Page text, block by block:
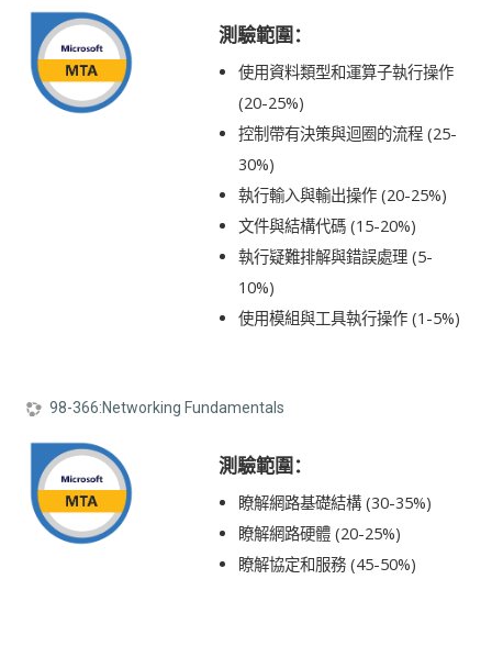
測驗範圍：
使用資料類型和運算子執行操作
(20-25%)
控制帶有決策與迴圈的流程 (25-
30%)
執行輸入與輸出操作 (20-25%)
文件與結構代碼 (15-20%)
執行疑難排解與錯誤處理 (5-
10%)
使用模組與工具執行操作 (1-5%)
98-366:Networking Fundamentals
測驗範圍：
瞭解網路基礎結構 (30-35%)
瞭解網路硬體 (20-25%)
瞭解協定和服務 (45-50%)